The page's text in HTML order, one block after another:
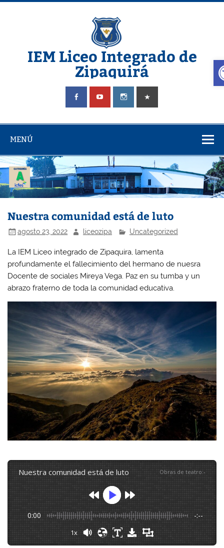
Saltar
IEM Liceo Integrado de
Zipaquirá
Pagina del Liceo Integrado Zipaquira
MENÚ
Nuestra comunidad está de luto
agosto 23, 2022 liceozipa Uncategorized
La IEM Liceo integrado de Zipaquira, lamenta
profundamente el fallecimiento del hermano de nuesra
Docente de sociales Mireya Vega. Paz en su tumba y un
abrazo fraterno de toda la comunidad educativa.
nuestra comunidad está de luto Obras de teatro:-
0:00 -:--
1x